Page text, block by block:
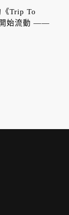
Trip To
開始流動 ——